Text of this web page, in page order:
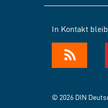
In Kontakt
© 2026 DIN